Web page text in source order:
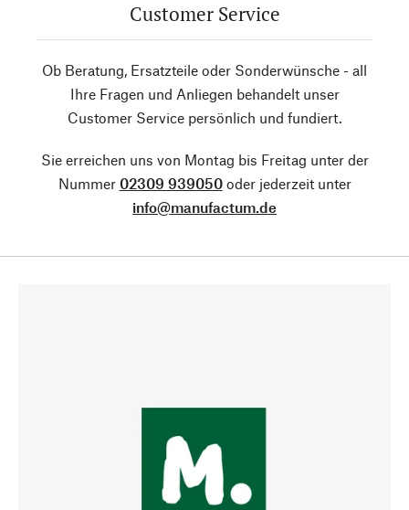
Customer Service
Ob Beratung, Ersatzteile oder Sonderwünsche - all
Ihre Fragen und Anliegen behandelt unser
Customer Service persönlich und fundiert.
Sie erreichen uns von Montag bis Freitag unter der
Nummer 02309 939050oder jederzeit unter
info@manufactum.de